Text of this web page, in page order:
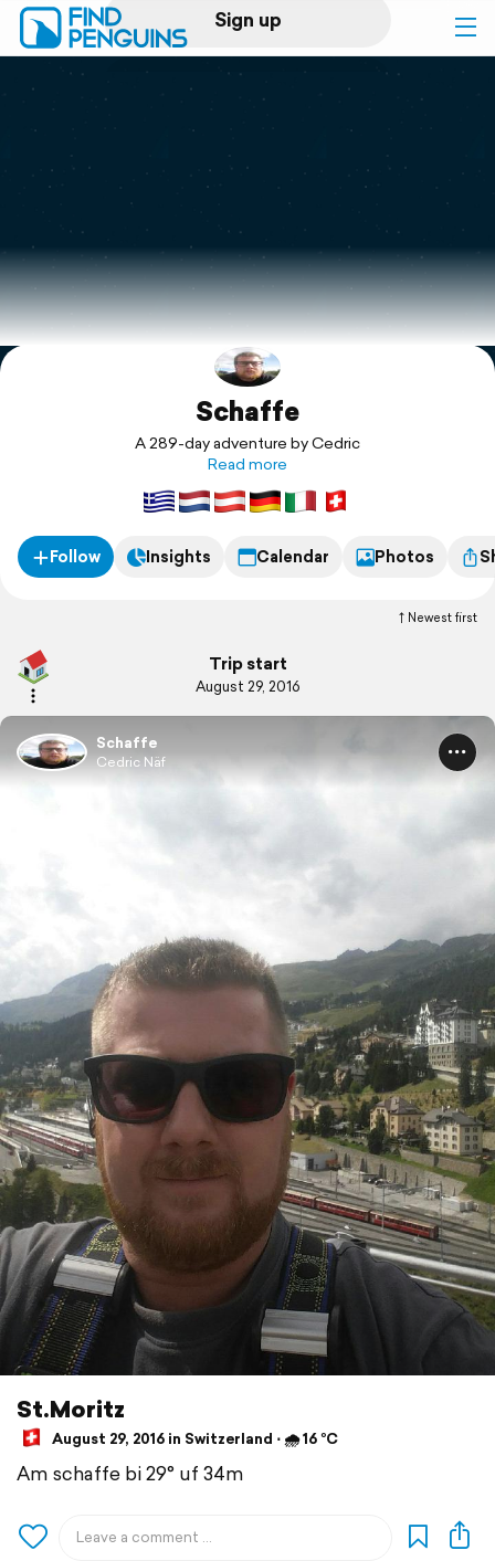
Sign up
Log in
Print a book
Flyover video
Explore
Schaffe
A 289-day adventure by Cedric
Read more
Follow Insights Calendar Photos
Newest first
Trip start
August 29, 2016
Schaffe
Cedric Näf
St.Moritz
August 29, 2016 in Switzerland ⋅ 🌧 16 °C
Am schaffe bi 29° uf 34m